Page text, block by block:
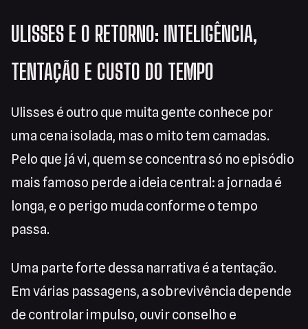
ULISSES E O RETORNO: INTELIGÊNCIA,
TENTAÇÃO E CUSTO DO TEMPO
Ulisses é outro que muita gente conhece por
uma cena isolada, mas o mito tem camadas.
Pelo que já vi, quem se concentra só no episódio
mais famoso perde a ideia central: a jornada é
longa, e o perigo muda conforme o tempo
passa.
Uma parte forte dessa narrativa é a tentação.
Em várias passagens, a sobrevivência depende
de controlar impulso, ouvir conselho e